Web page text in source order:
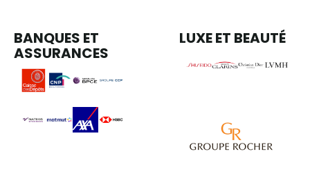
BANQUES ET
ASSURANCES​​
LUXE ET BEAUTÉ​